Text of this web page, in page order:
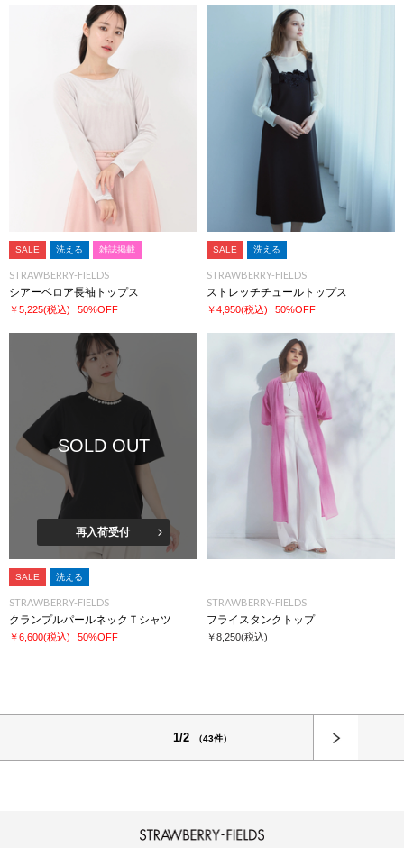
SALE 洗える 雑誌掲載
STRAWBERRY-FIELDS
シアーベロア長袖トップス
￥5,225(税込) 50%OFF
SALE 洗える
STRAWBERRY-FIELDS
ストレッチチュールトップス
￥4,950(税込) 50%OFF
SOLD OUT
再入荷受付
SALE 洗える
STRAWBERRY-FIELDS
クランプルパールネックＴシャツ
￥6,600(税込) 50%OFF
STRAWBERRY-FIELDS
フライスタンクトップ
￥8,250(税込)
1/2 （43件）